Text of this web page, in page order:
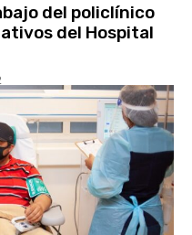
del policlínico
del Hospital